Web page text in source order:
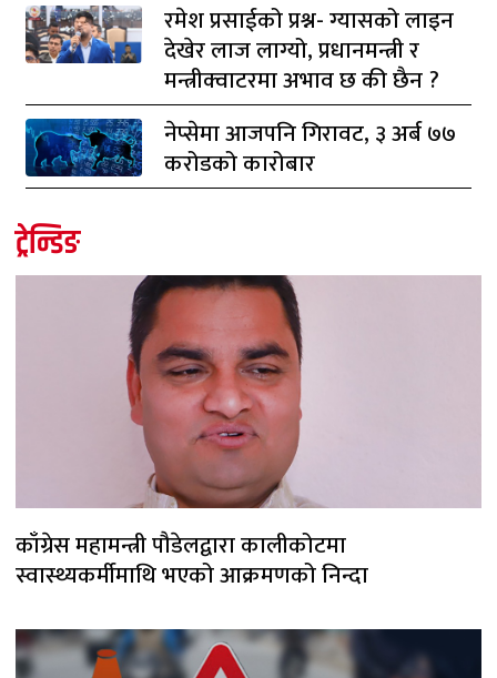
रमेश प्रसाईको प्रश्न- ग्यासको लाइन
देखेर लाज लाग्यो, प्रधानमन्त्री र
मन्त्रीक्वाटरमा अभाव छ की छैन ?
नेप्सेमा आजपनि गिरावट, ३ अर्ब ७७
करोडको कारोबार
ट्रेन्डिङ
काँग्रेस महामन्त्री पौडेलद्वारा कालीकोटमा
स्वास्थ्यकर्मीमाथि भएको आक्रमणको निन्दा